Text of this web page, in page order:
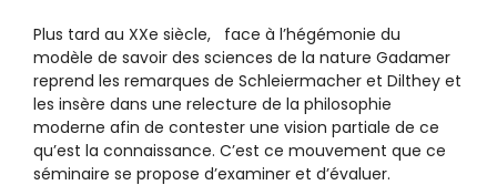
Plus tard au XXe siècle, face à l’hégémonie du
modèle de savoir des sciences de la nature Gadamer
reprend les remarques de Schleiermacher et Dilthey et
les insère dans une relecture de la philosophie
moderne afin de contester une vision partiale de ce
qu’est la connaissance. C’est ce mouvement que ce
séminaire se propose d’examiner et d’évaluer.